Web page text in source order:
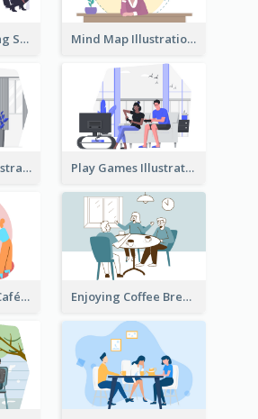
Different Dressing Style Illustration Mind Map Illustration
Clothes Shop Illustration Play Games Illustration
Coffee Break In Café Illustration Enjoying Coffee Break Illustration